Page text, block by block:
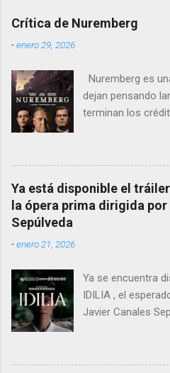
Crítica de Nuremberg
-enero 29, 2026
Nuremberg es
dejan pensando
terminan los
psicológico se
Núremberg tras la
pero no se limita
En cambio,
entre un
Ya está disponible el
la ópera prima dirigida
Sepúlveda
-enero 21, 2026
Ya se encuentra
IDILIA , el
Javier Canales
próximo 27 de
recorrido por